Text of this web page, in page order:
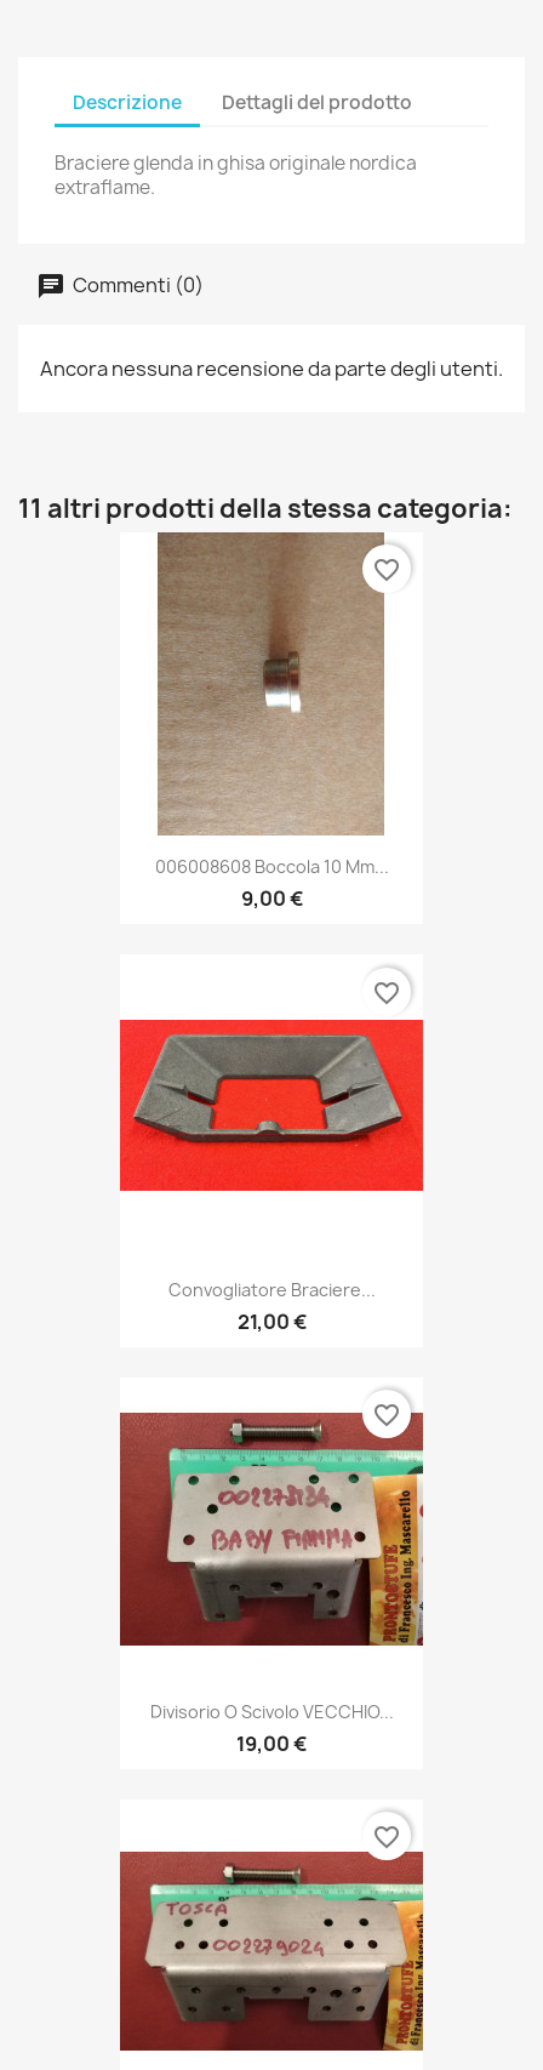
Descrizione Dettagli del prodotto
Braciere glenda in ghisa originale nordica
extraflame.
Commenti (0)
Ancora nessuna recensione da parte degli utenti.
11 altri prodotti della stessa categoria:
006008608 Boccola 10 Mm...
9,00 €
favorite_border
Convogliatore Braciere...
21,00 €
favorite_border
Divisorio O Scivolo VECCHIO...
19,00 €
favorite_border
favorite_border